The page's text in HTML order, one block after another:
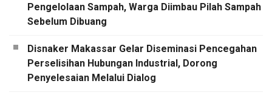
Pengelolaan Sampah, Warga Diimbau Pilah Sampah
Sebelum Dibuang
Disnaker Makassar Gelar Diseminasi Pencegahan
Perselisihan Hubungan Industrial, Dorong
Penyelesaian Melalui Dialog